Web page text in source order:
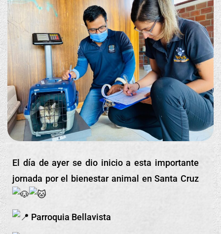
El día de ayer se dio inicio a esta importante
jornada por el bienestar animal en Santa Cruz
Parroquia Bellavista